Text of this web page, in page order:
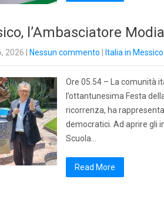
l’Ambasciatore
2026 Nessun commento Italia in Messico
Ore 05.54 – La comunità
l’ottantunesima Festa
ricorrenza, ha
democratici. Ad aprire gli
Scuola…
Read More